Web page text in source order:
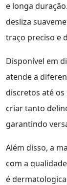
e longa
desliza
traço preciso e
Disponível em
atende a
discretos até os
criar tanto
garantindo
Além disso, a
com a
é